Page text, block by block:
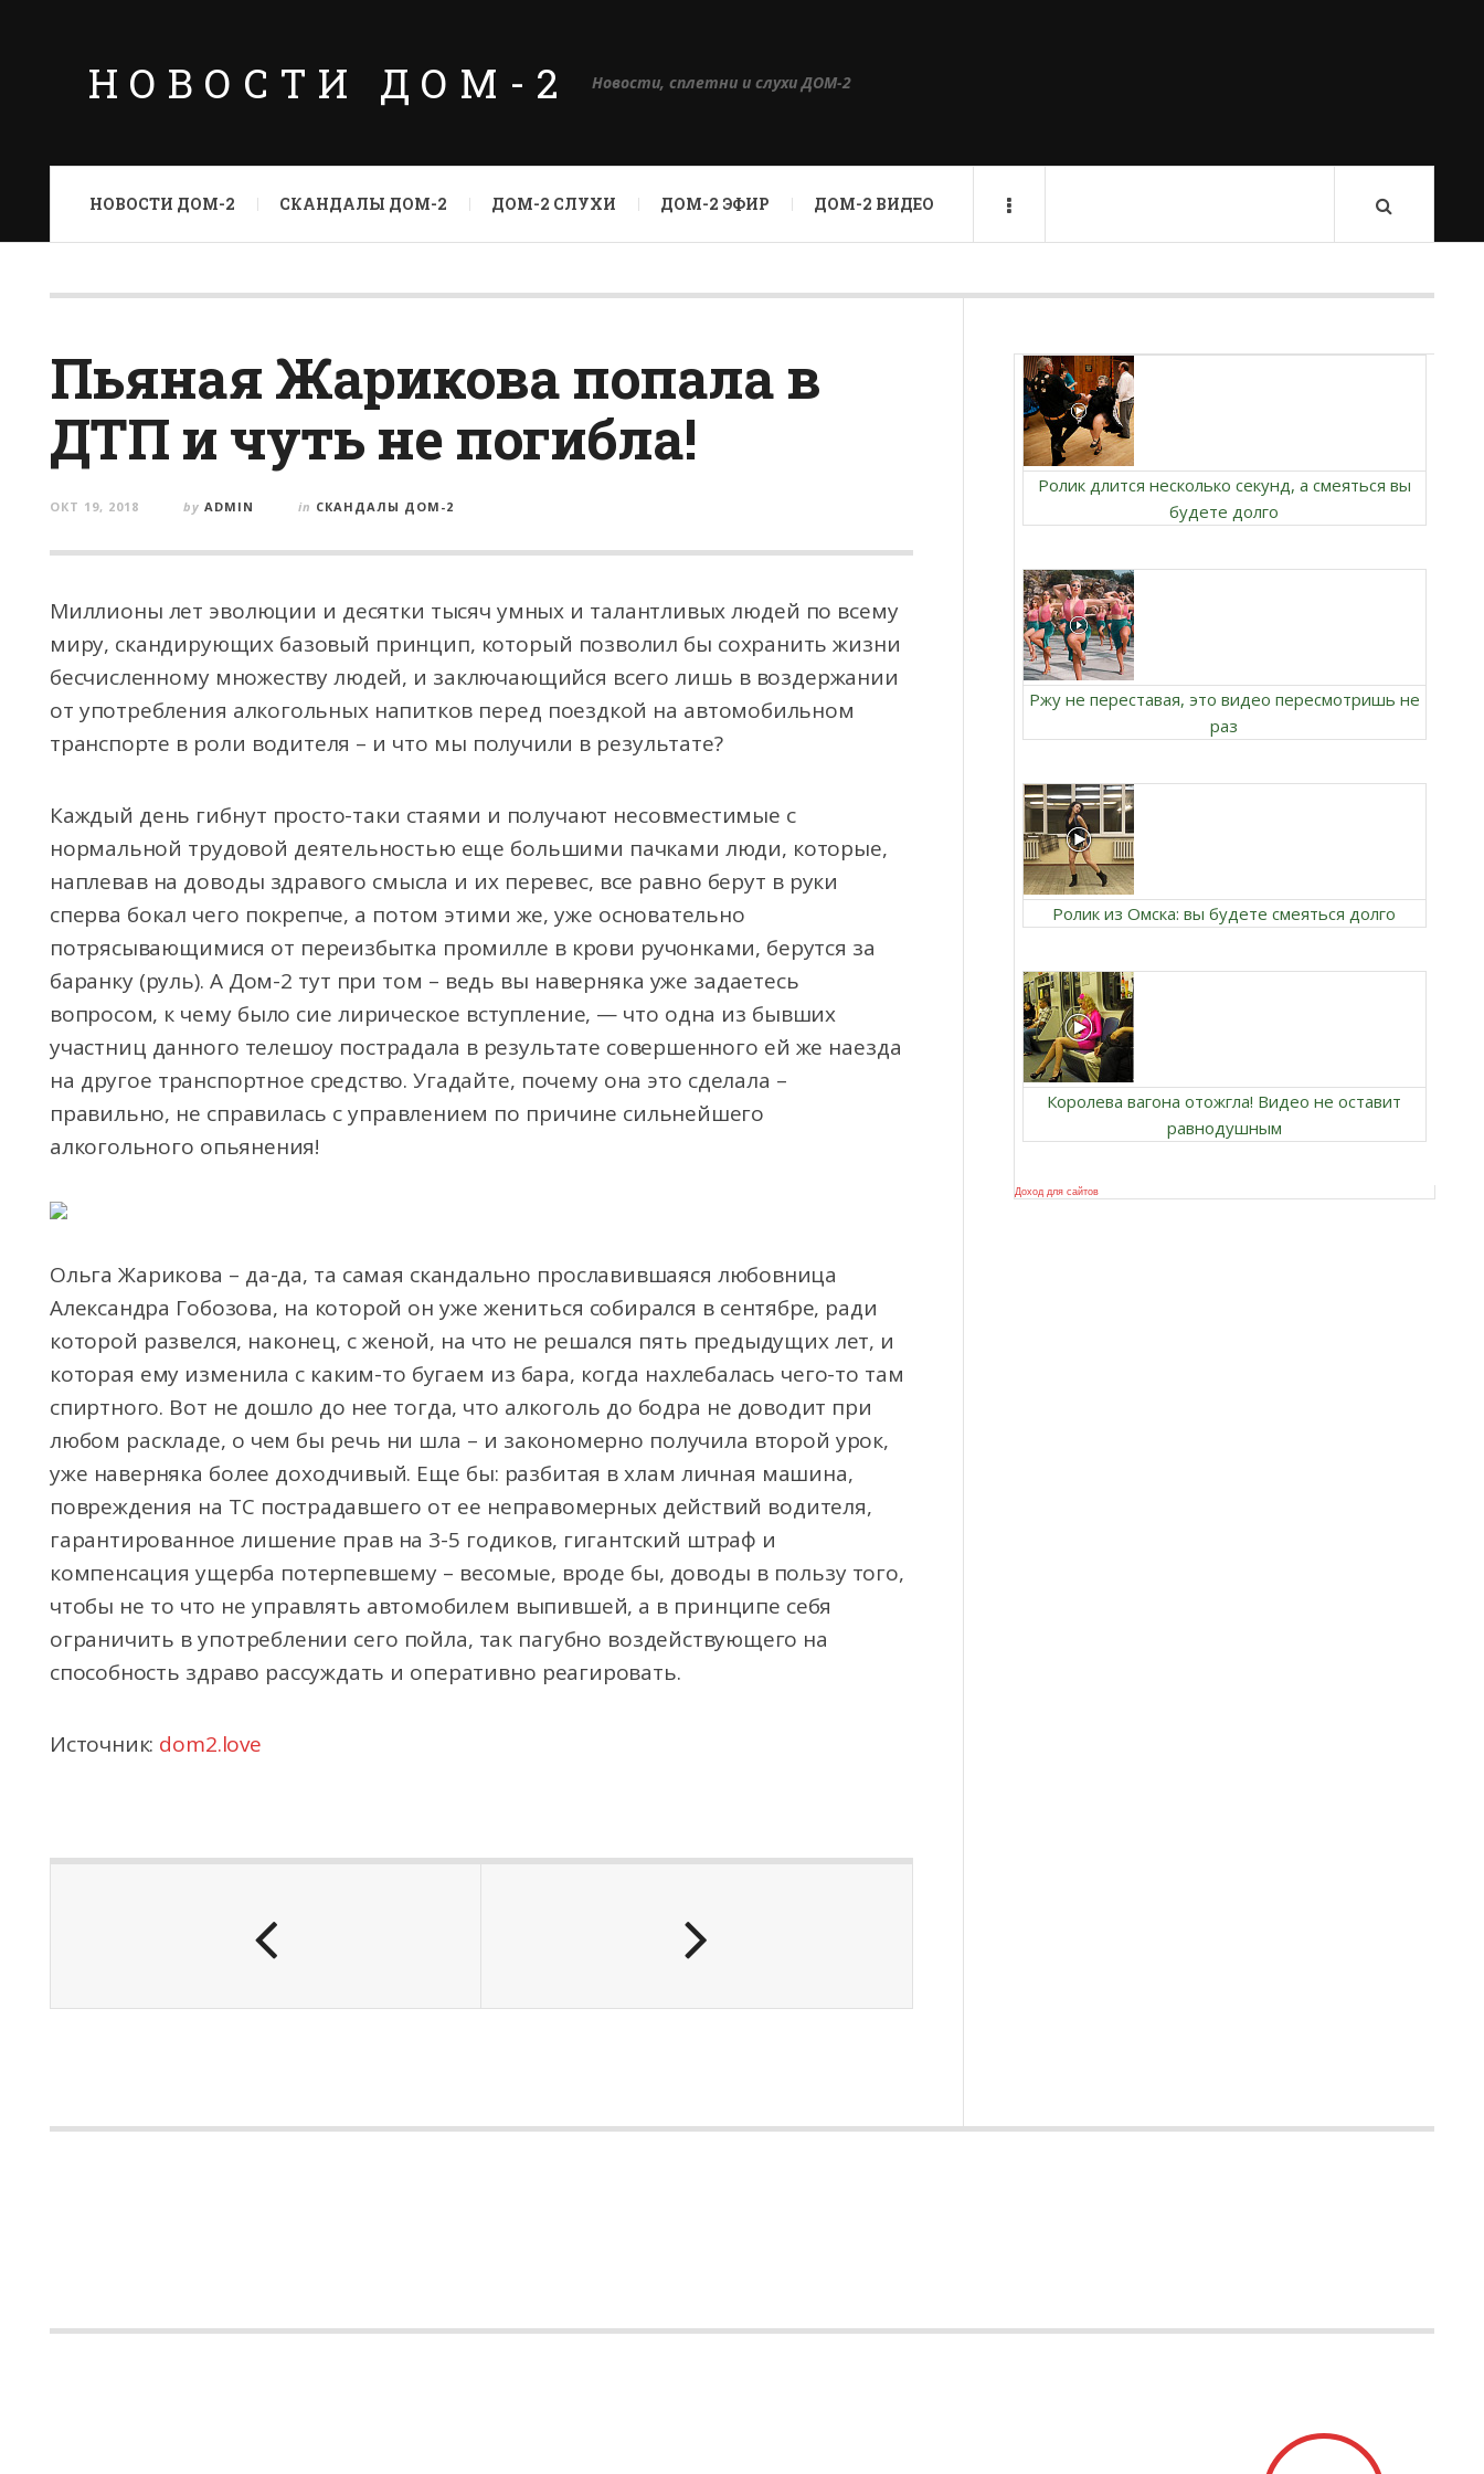
НОВОСТИ ДОМ-2 Новости, сплетни и слухи ДОМ-2
НОВОСТИ ДОМ-2 СКАНДАЛЫ ДОМ-2 ДОМ-2 СЛУХИ ДОМ-2 ЭФИР ДОМ-2 ВИДЕО
Пьяная Жарикова попала в
ДТП и чуть не погибла!
ОКТ 19, 2018 by ADMIN in СКАНДАЛЫ ДОМ-2
Миллионы лет эволюции и десятки тысяч умных и талантливых людей по всему
миру, скандирующих базовый принцип, который позволил бы сохранить жизни
бесчисленному множеству людей, и заключающийся всего лишь в воздержании
от употребления алкогольных напитков перед поездкой на автомобильном
транспорте в роли водителя – и что мы получили в результате?
Каждый день гибнут просто-таки стаями и получают несовместимые с
нормальной трудовой деятельностью еще большими пачками люди, которые,
наплевав на доводы здравого смысла и их перевес, все равно берут в руки
сперва бокал чего покрепче, а потом этими же, уже основательно
потрясывающимися от переизбытка промилле в крови ручонками, берутся за
баранку (руль). А Дом-2 тут при том – ведь вы наверняка уже задаетесь
вопросом, к чему было сие лирическое вступление, — что одна из бывших
участниц данного телешоу пострадала в результате совершенного ей же наезда
на другое транспортное средство. Угадайте, почему она это сделала –
правильно, не справилась с управлением по причине сильнейшего
алкогольного опьянения!
Ольга Жарикова – да-да, та самая скандально прославившаяся любовница
Александра Гобозова, на которой он уже жениться собирался в сентябре, ради
которой развелся, наконец, с женой, на что не решался пять предыдущих лет, и
которая ему изменила с каким-то бугаем из бара, когда нахлебалась чего-то там
спиртного. Вот не дошло до нее тогда, что алкоголь до бодра не доводит при
любом раскладе, о чем бы речь ни шла – и закономерно получила второй урок,
уже наверняка более доходчивый. Еще бы: разбитая в хлам личная машина,
повреждения на ТС пострадавшего от ее неправомерных действий водителя,
гарантированное лишение прав на 3-5 годиков, гигантский штраф и
компенсация ущерба потерпевшему – весомые, вроде бы, доводы в пользу того,
чтобы не то что не управлять автомобилем выпившей, а в принципе себя
ограничить в употреблении сего пойла, так пагубно воздействующего на
способность здраво рассуждать и оперативно реагировать.
Источник: dom2.love
Ролик длится несколько секунд, а смеяться вы
будете долго
Ржу не переставая, это видео пересмотришь не
раз
Ролик из Омска: вы будете смеяться долго
Королева вагона отожгла! Видео не оставит
равнодушным
Доход для сайтов